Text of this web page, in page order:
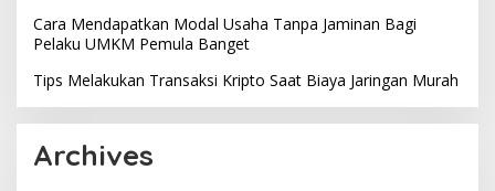
Cara Mendapatkan Modal Usaha Tanpa Jaminan Bagi
Pelaku UMKM Pemula Banget
Tips Melakukan Transaksi Kripto Saat Biaya Jaringan Murah
Archives